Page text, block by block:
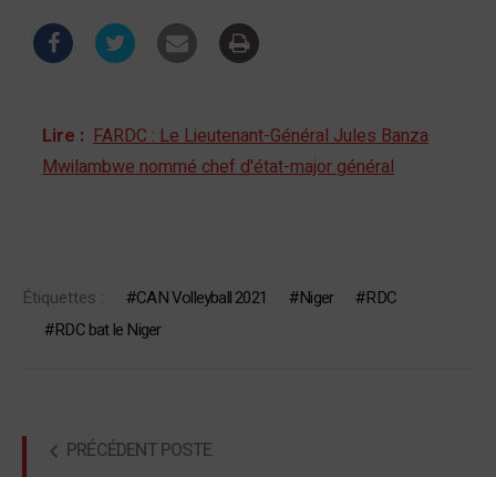
Lire : FARDC : Le Lieutenant-Général Jules Banza
Mwilambwe nommé chef d'état-major général
Étiquettes : CAN Volleyball 2021 Niger
RDC
RDC bat le Niger
PRÉCÉDENT POSTE